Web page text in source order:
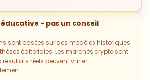
éducative - pas un conseil
sont basées sur des modèles historiques
éditoriales. Les marchés crypto sont
réels peuvent varier